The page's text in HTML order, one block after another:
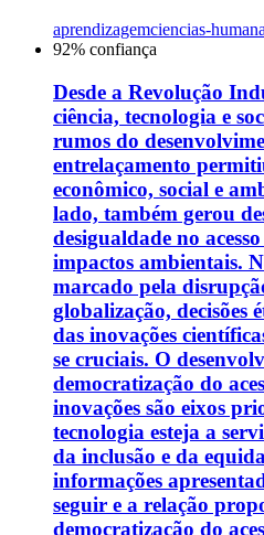
aprendizagemciencias-
92% confiança
Desde a Revolução
ciência, tecnologia e
rumos do
entrelaçamento
econômico, social e
lado, também gerou
desigualdade no
impactos ambientais.
marcado pela
globalização, decisões
das inovações
se cruciais. O
democratização do
inovações são eixos
tecnologia esteja a
da inclusão e da
informações
seguir e a relação
democratização do